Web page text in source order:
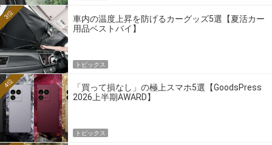
車内の温度上昇を防げるカーグッズ5選【夏活カー
用品ベストバイ】
3位
トピックス
「買って損なし」の極上スマホ5選【GoodsPress
2026上半期AWARD】
4位
トピックス